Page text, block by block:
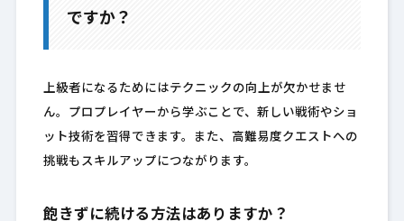
ですか？
上級者になるためにはテクニックの向上が欠かせませ
ん。プロプレイヤーから学ぶことで、新しい戦術やショ
ット技術を習得できます。また、高難易度クエストへの
挑戦もスキルアップにつながります。
飽きずに続ける方法はありますか？